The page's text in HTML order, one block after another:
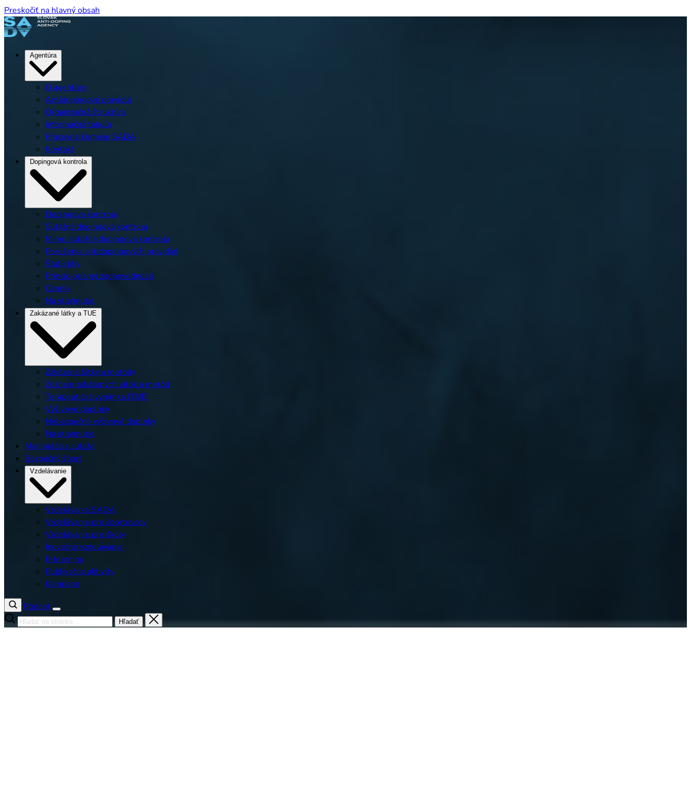
Preskočiť na hlavný obsah
Agentúra
O agentúre
Antidopingové pravidlá
Organizačná štruktúra
Informačná tabuľa
Pracovné komisie SADA
Kontakt
Dopingová kontrola
Dopingová kontrola
Súťažná dopingová kontrola
Mimo súťažná dopingová kontrola
Porušenia antidopingových pravidiel
Štatistiky
Princíp prísnej zodpovednosti
Cenník
Na stiahnutie
Zakázané látky a TUE
Zakázané látky a metódy
Zoznam zakázaných látok a metód
Terapeutická výnimka (TUE)
Výživové doplnky
Nebezpečné výživové doplnky
Na stiahnutie
Manipulácia súťaže
Bezpečný šport
Vzdelávanie
Vzdelávanie SADA
Vzdelávanie pre športovcov
Vzdelávanie pre školy
Inovačné vzdelávanie
E-learning
Publikačné aktivity
Kampane
Podnet
Hľadať